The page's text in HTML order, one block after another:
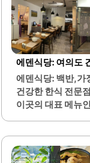
에덴식당: 여의도
에덴식당: 백반,가
건강한 한식 전문
이곳의 대표 메뉴
러져 있어, 누구나
의 냄새가 없으며,